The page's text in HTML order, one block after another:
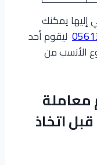
إليها يمكنك
ليقوم أحد
الأنسب من
معاملة
اتخاذ